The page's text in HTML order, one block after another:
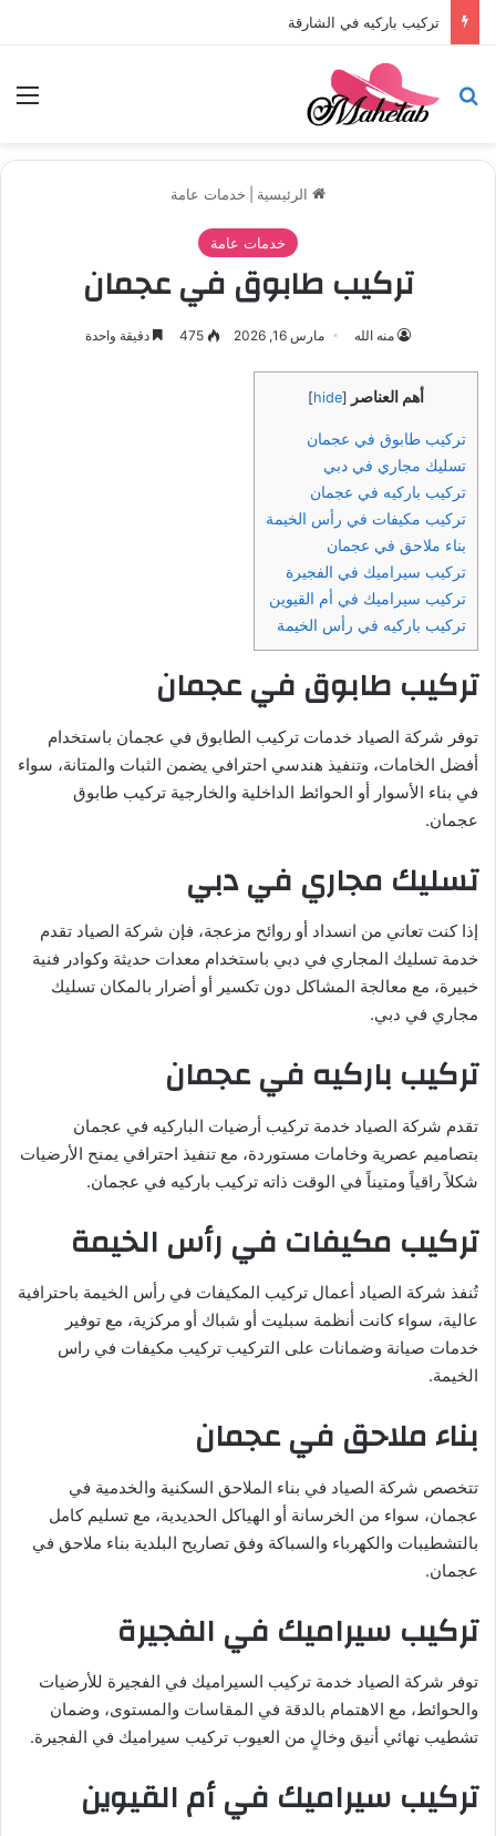
تركيب باركيه في الشارقة
بحث عن
الرئيسية خدمات عامة
خدمات عامة
تركيب طابوق في عجمان
منه الله مارس 16, 2026 475 دقيقة واحدة
أهم العناصر [
hide
]
تركيب طابوق في عجمان
تسليك مجاري في دبي
تركيب باركيه في عجمان
تركيب مكيفات في رأس الخيمة
بناء ملاحق في عجمان
تركيب سيراميك في الفجيرة
تركيب سيراميك في أم القيوين
تركيب باركيه في رأس الخيمة
تركيب طابوق في عجمان
توفر شركة الصياد خدمات تركيب الطابوق في عجمان باستخدام
أفضل الخامات، وتنفيذ هندسي احترافي يضمن الثبات والمتانة، سواء
في بناء الأسوار أو الحوائط الداخلية والخارجية تركيب طابوق
عجمان.
تسليك مجاري في دبي
إذا كنت تعاني من انسداد أو روائح مزعجة، فإن شركة الصياد تقدم
خدمة تسليك المجاري في دبي باستخدام معدات حديثة وكوادر فنية
خبيرة، مع معالجة المشاكل دون تكسير أو أضرار بالمكان تسليك
مجاري في دبي.
تركيب باركيه في عجمان
تقدم شركة الصياد خدمة تركيب أرضيات الباركيه في عجمان
بتصاميم عصرية وخامات مستوردة، مع تنفيذ احترافي يمنح الأرضيات
شكلاً راقياً ومتيناً في الوقت ذاته تركيب باركيه في عجمان.
تركيب مكيفات في رأس الخيمة
تُنفذ شركة الصياد أعمال تركيب المكيفات في رأس الخيمة باحترافية
عالية، سواء كانت أنظمة سبليت أو شباك أو مركزية، مع توفير
خدمات صيانة وضمانات على التركيب تركيب مكيفات في راس
الخيمة.
بناء ملاحق في عجمان
تتخصص شركة الصياد في بناء الملاحق السكنية والخدمية في
عجمان، سواء من الخرسانة أو الهياكل الحديدية، مع تسليم كامل
بالتشطيبات والكهرباء والسباكة وفق تصاريح البلدية بناء ملاحق في
عجمان.
تركيب سيراميك في الفجيرة
توفر شركة الصياد خدمة تركيب السيراميك في الفجيرة للأرضيات
والحوائط، مع الاهتمام بالدقة في المقاسات والمستوى، وضمان
تشطيب نهائي أنيق وخالٍ من العيوب تركيب سيراميك في الفجيرة.
تركيب سيراميك في أم القيوين